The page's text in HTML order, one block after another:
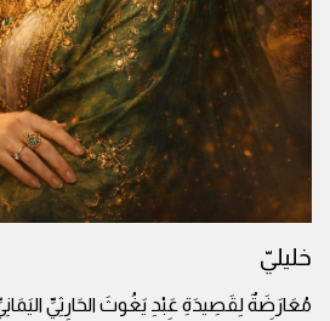
خليليّ
مُعَارَضَةٌ لِقَصِيدَةِ عَبْدِ يَغُوثَ الحَارِثِيِّ